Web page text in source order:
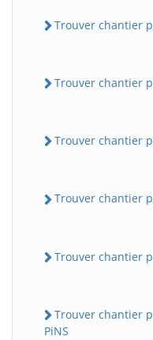
Trouver chantier
Trouver chantier
Trouver chantier
Trouver chantier
Trouver chantier
Trouver chantier
PiNS